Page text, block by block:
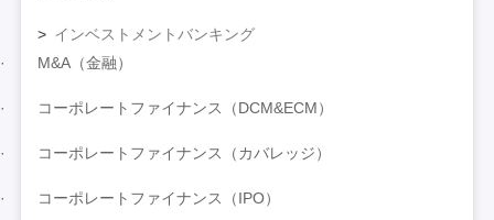
インベストメントバンキング
M&A（金融）
コーポレートファイナンス（DCM&ECM）
コーポレートファイナンス（カバレッジ）
コーポレートファイナンス（IPO）